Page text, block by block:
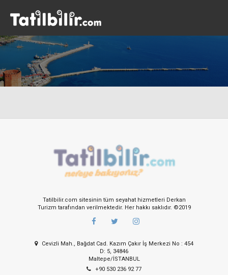
Tatilbilir.com sitesinin tüm seyahat hizmetleri Derkan
Turizm tarafından verilmektedir. Her hakkı saklıdır. ©2019
Cevizli Mah., Bağdat Cad. Kazım Çakır İş Merkezi No : 454
D: 5, 34846
Maltepe/İSTANBUL
+90 530 236 92 77